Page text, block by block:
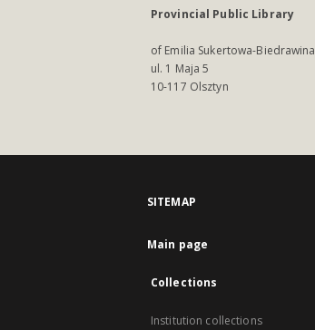
Provincial Public Library
of Emilia Sukertowa-Biedrawina
ul. 1 Maja 5
10-117 Olsztyn
SITEMAP
Main page
Collections
Institution collections